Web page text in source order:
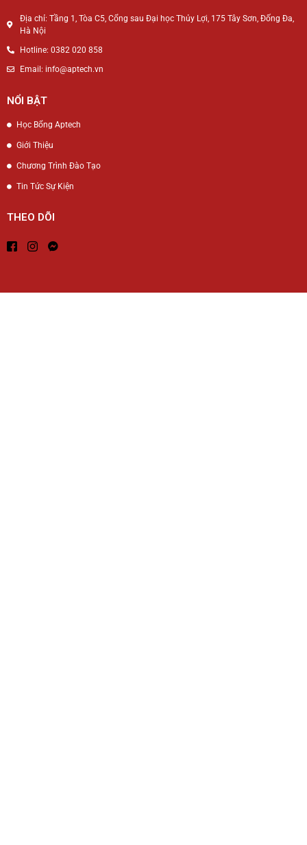
Địa chỉ: Tầng 1, Tòa C5, Cổng sau Đại học Thủy Lợi, 175 Tây Sơn, Đống Đa,
Hà Nội
Hotline: 0382 020 858
Email: info@aptech.vn
NỔI BẬT
Học Bổng Aptech
Giới Thiệu
Chương Trình Đào Tạo
Tin Tức Sự Kiện
THEO DÕI